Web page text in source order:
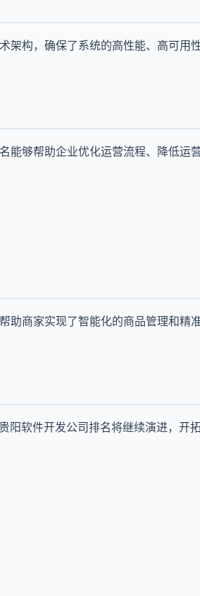
架构，确保了系统的高性能、高可用
能够帮助企业优化运营流程、降低运
助商家实现了智能化的商品管理和精
阳软件开发公司排名将继续演进，开